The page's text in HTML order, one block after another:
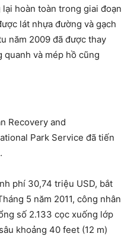
hoàn toàn trong giai đoạn
lát nhựa đường và gạch
năm 2009 đã được thay
quanh và mép hồ cũng
Recovery and
Park Service đã tiến
phí 30,74 triệu USD, bắt
5 năm 2011, công nhân
số 2.133 cọc xuống lớp
khoảng 40 feet (12 m)